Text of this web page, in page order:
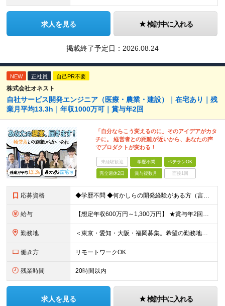
求人を見る 検討中に入れる
掲載終了予定日： 2026.08.24
NEW 正社員 自己PR不要
株式会社オネスト
自社サービス開発エンジニア（医療・農業・建設）｜在宅あり｜残
業月平均13.3h｜年収1000万可｜賞与年2回
「自分ならこう変えるのに」そのアイデアがカタ
チに。 経営者との距離が近いから、あなたの声
でプロダクトが変わる！
未経験歓迎 学歴不問 ベテランOK
完全週休2日 賞与複数月 面接1回
応募資格 ◆学歴不問 ◆何かしらの開発経験がある方（言語不問） ◆マネジメント経験がある方（規模不問） ＜以下のような方を歓迎します＞ ◎これまでの経験を活かし管理職を目指したい方 ◎新しいサービスの企画から
給与 【想定年収600万円～1,300万円】 ★賞与年2回＋勤務地手当＋残業手当（年平均残業時間にて算出）を含む ※基本給＋勤務地手当＋役職手当 ※勤務地手当：結婚の有無に関係なく、物価などの違いを考慮して
勤務地 ＜東京・愛知・大阪・福岡募集。希望の勤務地で働けます＞ 希望通りの配属＆転勤も基本なし！ 「プロジェクト人員の枠を広げたい」などといった、 会社からの強制的な異動・出向依頼はありません。 ■東京オフ
働き方 リモートワークOK
残業時間 20時間以内
求人を見る 検討中に入れる